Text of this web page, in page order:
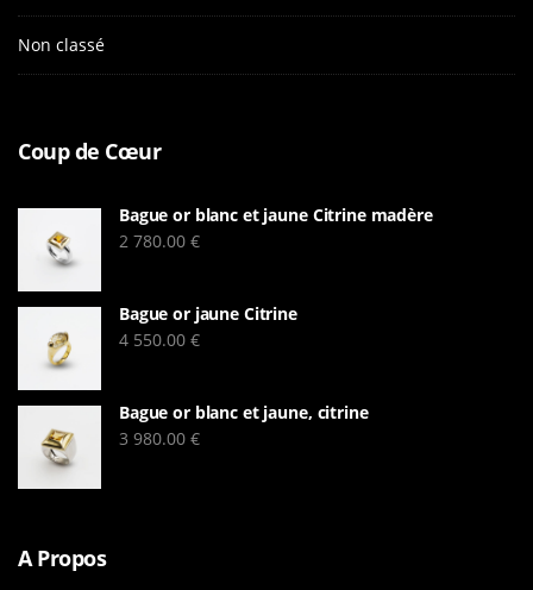
Non classé
Coup de Cœur
Bague or blanc et jaune Citrine madère
2 780.00 €
Bague or jaune Citrine
4 550.00 €
Bague or blanc et jaune, citrine
3 980.00 €
A Propos